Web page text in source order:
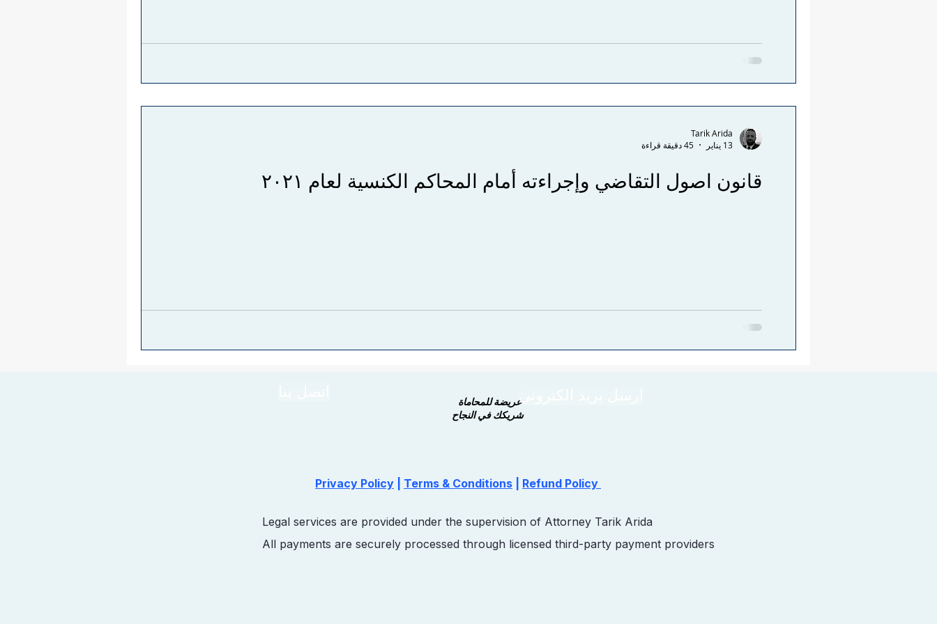
قانون اصول التقاضي وإجراءته أمام المحاكم الكنسية لعام ٢٠٢١
Tarik Arida
13 يناير
45 دقيقة قراءة
عريضة للمحاماة
شريكك في النجاح
Privacy Policy Terms & Conditions Refund Policy
Legal services are provided under the supervision of Attorney Tarik Arida
All payments are securely processed through licensed third-party payment providers